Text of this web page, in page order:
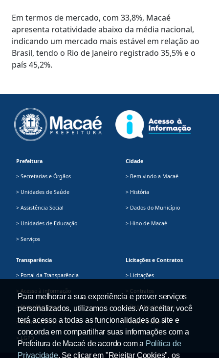
Em termos de mercado, com 33,8%, Macaé
apresenta rotatividade abaixo da média nacional,
indicando um mercado mais estável em relação ao
Brasil, tendo o Rio de Janeiro registrado 35,5% e o
país 45,2%.
Prefeitura
> Secretarias e Órgãos
> Unidades de Saúde
> Assistência Social
> Unidades de Educação
> Serviços
Cidade
> Bem-vindo a Macaé
> História
> Dados do Município
> Hino de Macaé
Transparência
> Portal da Transparência
> Acesso à informação
> Plano Plurianual
> Dados Abertos
> LGPD
Licitações e Contratos
> Licitações
> Contratos
> Registro de Preços
> Fornecedores
Para melhorar a sua experiência e prover serviços
personalizados, utilizamos cookies. Ao aceitar, você
terá acesso a todas as funcionalidades do site e
concorda em compartilhar suas informações com a
Prefeitura de Macaé de acordo com a Política de
Privacidade. Se clicar em "Rejeitar Cookies", os